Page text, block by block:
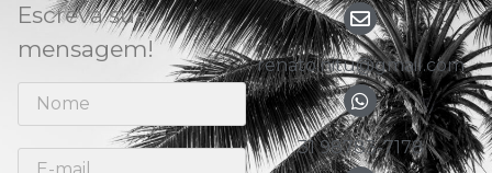
Escreva sua
mensagem!
renato.nitu@gmail.com
31 98783-7178